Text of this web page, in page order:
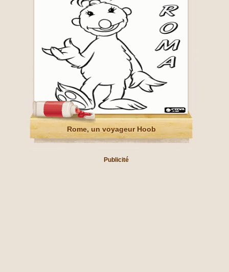
Rome, un voyageur Hoob
Publicité